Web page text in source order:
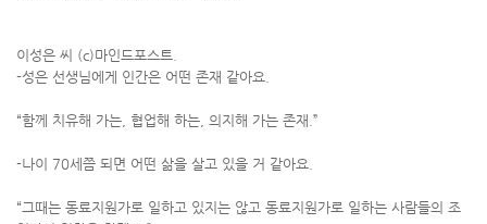
이성은 씨 (c)마인드포스트.
-성은 선생님에게 인간은 어떤 존재 같아요.
“함께 치유해 가는, 협업해 하는, 의지해 가는 존재.”
-나이 70세쯤 되면 어떤 삶을 살고 있을 거 같아요.
“그때는 동료지원가로 일하고 있지는 않고 동료지원가로 일하는 사람들의 조